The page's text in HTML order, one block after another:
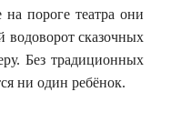
пороге театра они
водоворот сказочных
Без традиционных
ни один ребёнок.